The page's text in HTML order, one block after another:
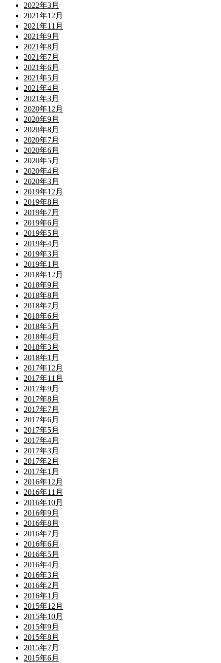
2022年3月
2021年12月
2021年11月
2021年9月
2021年8月
2021年7月
2021年6月
2021年5月
2021年4月
2021年3月
2020年12月
2020年9月
2020年8月
2020年7月
2020年6月
2020年5月
2020年4月
2020年3月
2019年12月
2019年8月
2019年7月
2019年6月
2019年5月
2019年4月
2019年3月
2019年1月
2018年12月
2018年9月
2018年8月
2018年7月
2018年6月
2018年5月
2018年4月
2018年3月
2018年1月
2017年12月
2017年11月
2017年9月
2017年8月
2017年7月
2017年6月
2017年5月
2017年4月
2017年3月
2017年2月
2017年1月
2016年12月
2016年11月
2016年10月
2016年9月
2016年8月
2016年7月
2016年6月
2016年5月
2016年4月
2016年3月
2016年2月
2016年1月
2015年12月
2015年10月
2015年9月
2015年8月
2015年7月
2015年6月